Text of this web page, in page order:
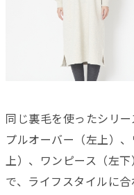
同じ裏毛を使ったシリ
プルオーバー（左上）
上）、ワンピース（左下
で、ライフスタイルに